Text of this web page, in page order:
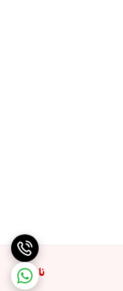
ناموجود